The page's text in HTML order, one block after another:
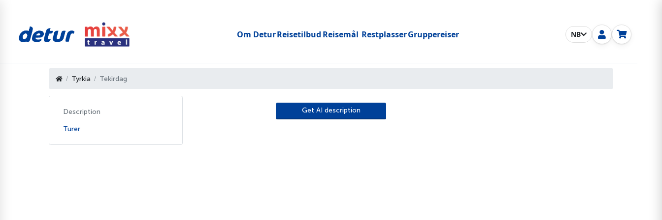
Om DeturReisetilbud Reisemål Toggle submenu
RestplasserGruppereiser NB
Tyrkia Tekirdag
Description
Turer
Get AI description